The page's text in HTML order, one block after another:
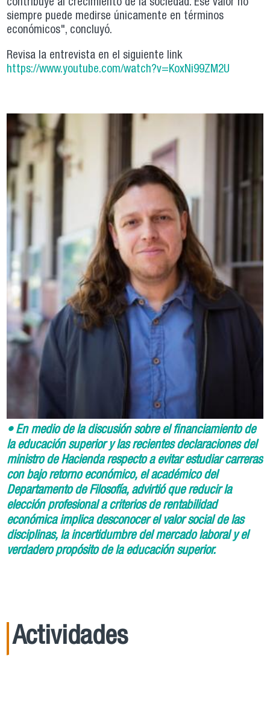
contribuye al crecimiento de la sociedad. Ese valor no
siempre puede medirse únicamente en términos
económicos", concluyó.
Revisa la entrevista en el siguiente link
https://www.youtube.com/watch?v=KoxNi99ZM2U
• En medio de la discusión sobre el financiamiento de
la educación superior y las recientes declaraciones del
ministro de Hacienda respecto a evitar estudiar carreras
con bajo retorno económico, el académico del
Departamento de Filosofía, advirtió que reducir la
elección profesional a criterios de rentabilidad
económica implica desconocer el valor social de las
disciplinas, la incertidumbre del mercado laboral y el
verdadero propósito de la educación superior.
Actividades